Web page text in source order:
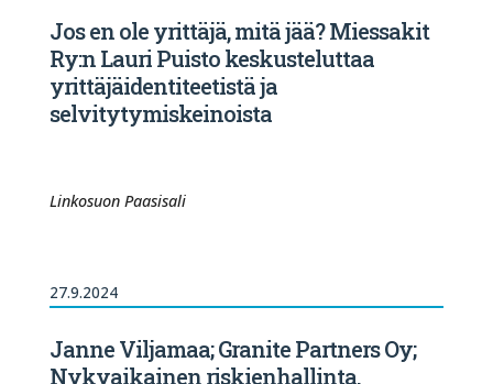
Jos en ole yrittäjä, mitä jää? Miessakit
Ry:n Lauri Puisto keskusteluttaa
yrittäjäidentiteetistä ja
selvitytymiskeinoista
Linkosuon Paasisali
27.9.2024
Janne Viljamaa; Granite Partners Oy;
Nykyaikainen riskienhallinta,